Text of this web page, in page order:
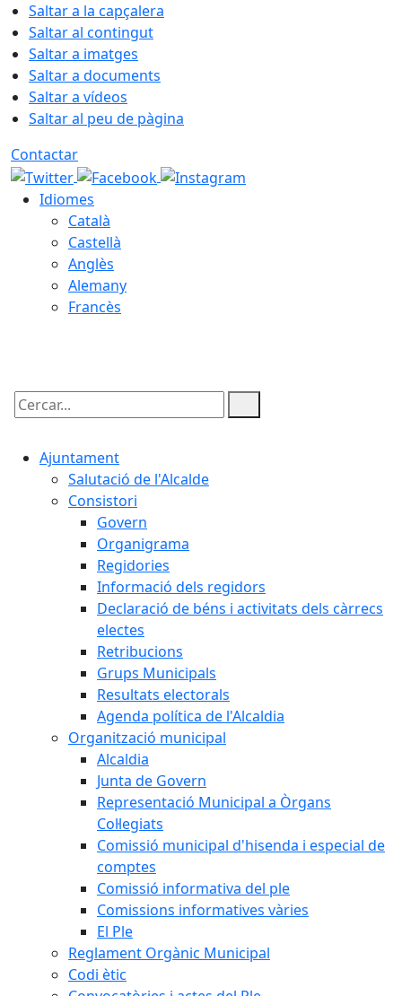
Saltar a la capçalera
Saltar al contingut
Saltar a imatges
Saltar a documents
Saltar a vídeos
Saltar al peu de pàgina
Contactar
Idiomes
Català
Castellà
Anglès
Alemany
Francès
Cercar:
Ajuntament
Salutació de l'Alcalde
Consistori
Govern
Organigrama
Regidories
Informació dels regidors
Declaració de béns i activitats dels càrrecs
electes
Retribucions
Grups Municipals
Resultats electorals
Agenda política de l'Alcaldia
Organització municipal
Alcaldia
Junta de Govern
Representació Municipal a Òrgans
Col·legiats
Comissió municipal d'hisenda i especial de
comptes
Comissió informativa del ple
Comissions informatives vàries
El Ple
Reglament Orgànic Municipal
Codi ètic